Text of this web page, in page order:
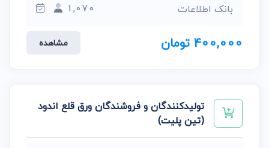
بانک اطلاعات 1,070
400,000 تومان مشاهده
تولیدکنندگان و فروشندگان ورق قلع اندود
(تین پلیت)